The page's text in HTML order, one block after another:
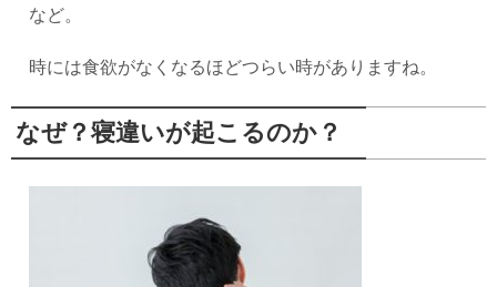
など。
時には食欲がなくなるほどつらい時がありますね。
なぜ？寝違いが起こるのか？